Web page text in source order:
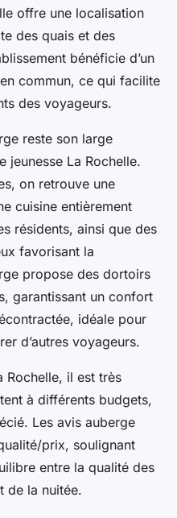
offre une localisation
des quais et des
bénéficie d’un
commun, ce qui facilite
des voyageurs.
reste son large
jeunesse La Rochelle.
on retrouve une
cuisine entièrement
résidents, ainsi que des
favorisant la
propose des dortoirs
garantissant un confort
idéale pour
d’autres voyageurs.
Rochelle, il est très
à différents budgets,
Les avis auberge
prix, soulignant
entre la qualité des
de la nuitée.